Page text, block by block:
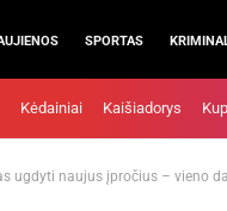
SPORTAS
Kėdainiai Kaišiadorys
ugdyti naujus įpročius – vieno